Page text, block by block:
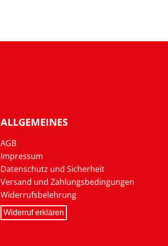
ALLGEMEINES
AGB
Impressum
Datenschutz und Sicherheit
Versand und Zahlungsbedingungen
Widerrufsbelehrung
Widerruf erklären